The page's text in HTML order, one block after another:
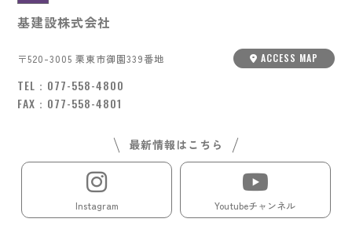
基建設株式会社
〒520-3005 栗東市御園339番地 ACCESS MAP
TEL： 077-558-4800
FAX：077-558-4801
最新情報はこちら
Instagram Youtubeチャンネル